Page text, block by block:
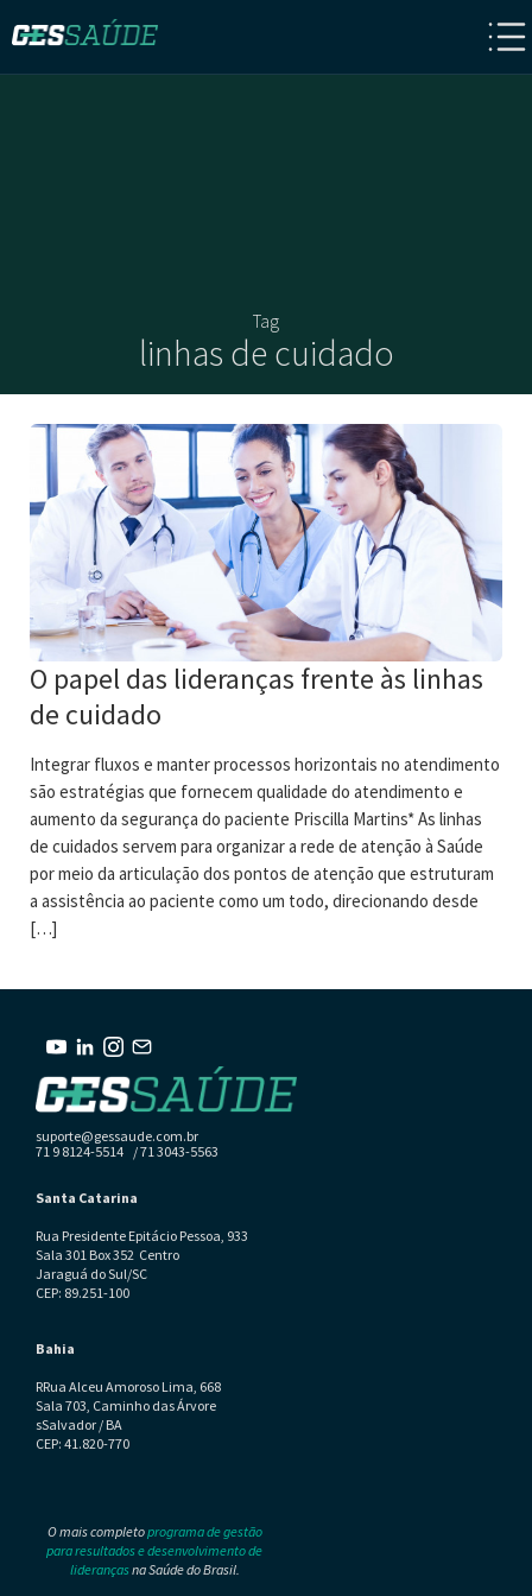
Tag
linhas de cuidado
O papel das lideranças frente às linhas
de cuidado
Integrar fluxos e manter processos horizontais no atendimento
são estratégias que fornecem qualidade do atendimento e
aumento da segurança do paciente Priscilla Martins* As linhas
de cuidados servem para organizar a rede de atenção à Saúde
por meio da articulação dos pontos de atenção que estruturam
a assistência ao paciente como um todo, direcionando desde
[…]
suporte@gessaude.com.br
71 9 8124-5514 / 71 3043-5563
Santa Catarina
Rua Presidente Epitácio Pessoa, 933
Sala 301 Box 352 Centro
Jaraguá do Sul/SC
CEP: 89.251-100
Bahia
RRua Alceu Amoroso Lima, 668
Sala 703, Caminho das Árvore
sSalvador / BA
CEP: 41.820-770
O mais completoprograma de gestão
para resultados e desenvolvimento de
liderançasna Saúde do Brasil.